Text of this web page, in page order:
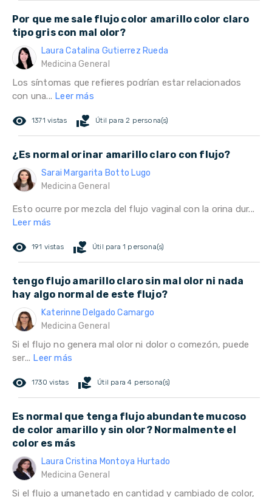
Por que me sale flujo color amarillo color claro
tipo gris con mal olor?
Laura Catalina Gutierrez Rueda
Medicina General
Los síntomas que refieres podrían estar relacionados
con una... Leer más
remove_red_eye 1371 vistas volunteer_activism Útil para 2 persona(s)
¿Es normal orinar amarillo claro con flujo?
Sarai Margarita Botto Lugo
Medicina General
Esto ocurre por mezcla del flujo vaginal con la orina dur...
Leer más
remove_red_eye 191 vistas volunteer_activism Útil para 1 persona(s)
tengo flujo amarillo claro sin mal olor ni nada
hay algo normal de este flujo?
Katerinne Delgado Camargo
Medicina General
Si el flujo no genera mal olor ni dolor o comezón, puede
ser... Leer más
remove_red_eye 1730 vistas volunteer_activism Útil para 4 persona(s)
Es normal que tenga flujo abundante mucoso
de color amarillo y sin olor? Normalmente el
color es más
Laura Cristina Montoya Hurtado
Medicina General
Si el flujo a umanetado en cantidad y cambiado de color,